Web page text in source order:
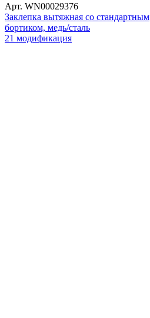
Арт. WN00029376
Заклепка вытяжная со стандартным
бортиком, медь/сталь
21 модификация